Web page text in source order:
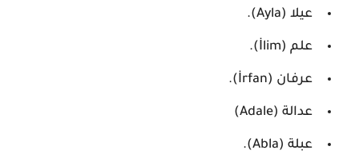
عيلا (Ayla).
علم (İlim).
عرفان (İrfan).
عدالة (Adale)
عبلة (Abla).